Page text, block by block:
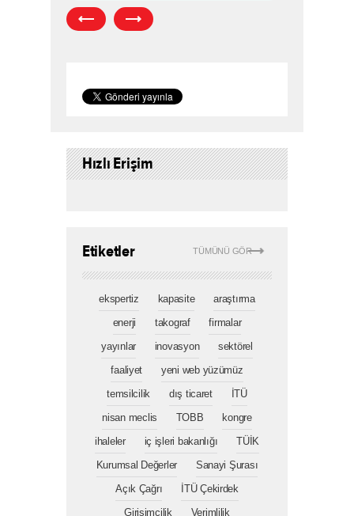
Hızlı Erişim
TÜMÜNÜ GÖR
Etiketler
ekspertiz kapasite
araştırma
enerji
takograf
firmalar
yayınlar
inovasyon
sektörel
faaliyet
yeni web yüzümüz
temsilcilik
dış ticaret
İTÜ
nisan meclis
TOBB
kongre
ihaleler
iç işleri bakanlığı
TÜİK
Kurumsal Değerler
Sanayi Şurası
Açık Çağrı
İTÜ Çekirdek
Girişimcilik
Verimlilik